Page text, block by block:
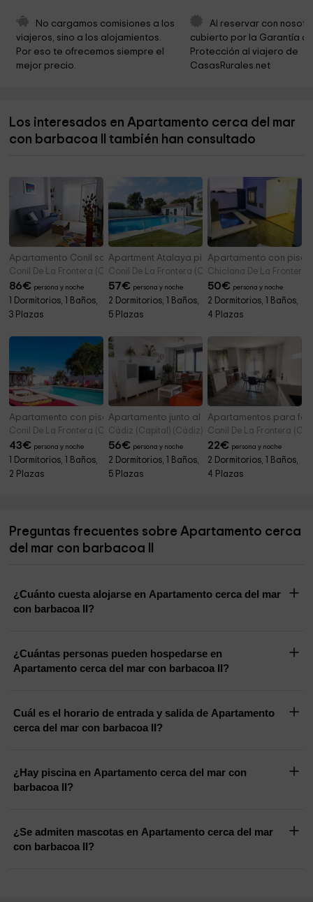
Sendero Cabo TRAFALGAR 0,8 km
6,2 km
No cargamos comisiones a los
viajeros, sino a los alojamientos.
Por eso te ofrecemos siempre el
mejor precio.
Al reservar con
cubierto por la Garantía
Protección al viajero de
CasasRurales.net
Los interesados en Apartamento cerca del mar
con barbacoa II también han consultado
Apartamento Conil solo para familias y parejas
Conil De La Frontera (Cádiz)
86€ persona y noche
1 Dormitorios, 1 Baños,
3 Plazas
Apartment Atalaya piscina compartida solo
Conil De La Frontera (Cádiz)
57€ persona y noche
2 Dormitorios, 1 Baños,
5 Plazas
Apartamento con
Chiclana De La Frontera
50€ persona y noche
2 Dormitorios, 1 Baños,
4 Plazas
Apartamento con piscina compartida A
Conil De La Frontera (Cádiz)
43€ persona y noche
1 Dormitorios, 1 Baños,
2 Plazas
Apartamento junto al mar con garaje
Cádiz (Capital) (Cádiz)
56€ persona y noche
2 Dormitorios, 1 Baños,
5 Plazas
Apartamentos para
Conil De La Frontera
22€ persona y noche
2 Dormitorios, 1 Baños,
4 Plazas
Preguntas frecuentes sobre Apartamento cerca
del mar con barbacoa II
¿Cuánto cuesta alojarse en Apartamento cerca del mar
con barbacoa II?
¿Cuántas personas pueden hospedarse en
Apartamento cerca del mar con barbacoa II?
Cuál es el horario de entrada y salida de Apartamento
cerca del mar con barbacoa II?
¿Hay piscina en Apartamento cerca del mar con
barbacoa II?
¿Se admiten mascotas en Apartamento cerca del mar
con barbacoa II?